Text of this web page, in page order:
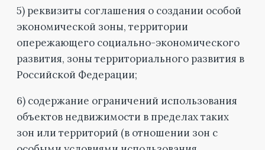
5) реквизиты соглашения о создании особой
экономической зоны, территории
опережающего социально-экономического
развития, зоны территориального развития в
Российской Федерации;
6) содержание ограничений использования
объектов недвижимости в пределах таких
зон или территорий (в отношении зон с